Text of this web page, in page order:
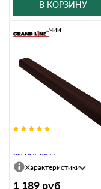
В КОРЗИНУ
3м RAL 8017
В наличии
Характеристики
1 189 руб